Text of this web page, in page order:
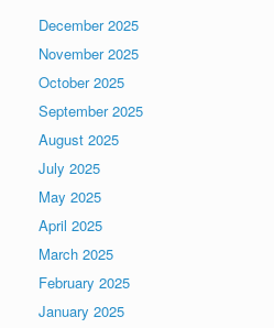
December 2025
November 2025
October 2025
September 2025
August 2025
July 2025
May 2025
April 2025
March 2025
February 2025
January 2025